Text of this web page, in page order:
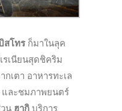
สโทรก็มาในลุค
รเนียนสุดชิคริม
เตา อาหารทะเล
และชมภาพยนตร์
น ฮากิ บริการ